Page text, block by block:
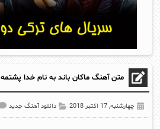
متن آهنگ ماکان باند به نام خدا پشتمه
چهارشنبه, 17 اکتبر 2018 دانلود آهنگ جدید